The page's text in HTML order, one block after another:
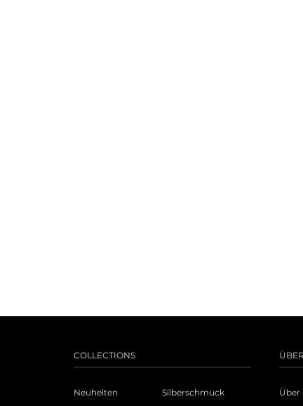
COLLECTIONS
Neuheiten Silberschmuck Über